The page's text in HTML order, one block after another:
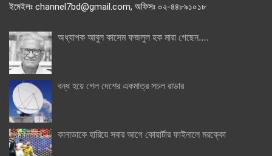
ইমেইলঃ channel7bd@gmail.com, অফিসঃ ০২-৪৪৮৯১০১৮
অধ্যাপক আবুল কাসেম ফজলুল হক মারা গেছেন….
বন্ধ হয়ে গেল দেশের একমাত্র সচল রাডার
কানাডাকে হারিয়ে সবার আগে কোয়ার্টার ফাইনালে মরক্কো